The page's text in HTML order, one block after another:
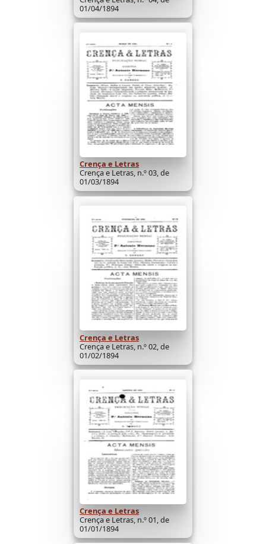
01/04/1894
Crença e Letras
Crença e Letras, n.º 03, de
01/03/1894
Crença e Letras
Crença e Letras, n.º 02, de
01/02/1894
Crença e Letras
Crença e Letras, n.º 01, de
01/01/1894